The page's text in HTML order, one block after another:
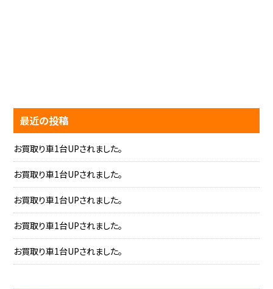
最近の投稿
お買取り車1台UPされました。
お買取り車1台UPされました。
お買取り車1台UPされました。
お買取り車1台UPされました。
お買取り車1台UPされました。